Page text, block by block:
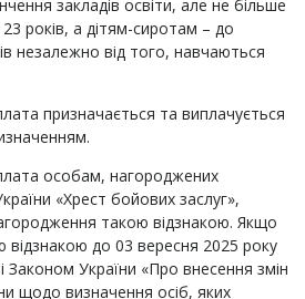
закладів освіти, але не більше
років, а дітям-сиротам – до
незалежно від того, навчаються
призначається та виплачується
особам, нагороджених
«Хрест бойових заслуг»,
такою відзнакою. Якщо
відзнакою до 03 вересня 2025 року
Законом України «Про внесення змін
щодо визначення осіб, яких